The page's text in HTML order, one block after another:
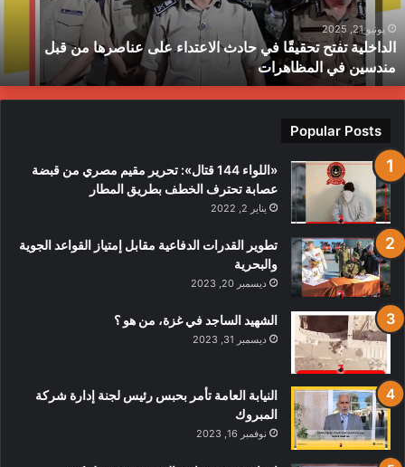
على
عناصرها
قبل
مندسين
في
المظاهرات
يونيو 21, 2025
الداخلية تفتح تحقيقًا في حادث الاعتداء على عناصرها من قبل
مندسين في المظاهرات
Popular Posts
«اللواء 144 قتال»: تحرير مقيم مصري من قبضة
عصابة تحترف الخطف بطريق المطار
يناير 2, 2022
تطوير القدرات الدفاعية مقابل إمتياز القواعد الجوية
والبحرية
ديسمبر 20, 2023
الشهيد الساجد في غزة، من هو ؟
ديسمبر 31, 2023
النيابة العامة تأمر بحبس رئيس لجنة إدارة شركة
المبروك
نوفمبر 16, 2023